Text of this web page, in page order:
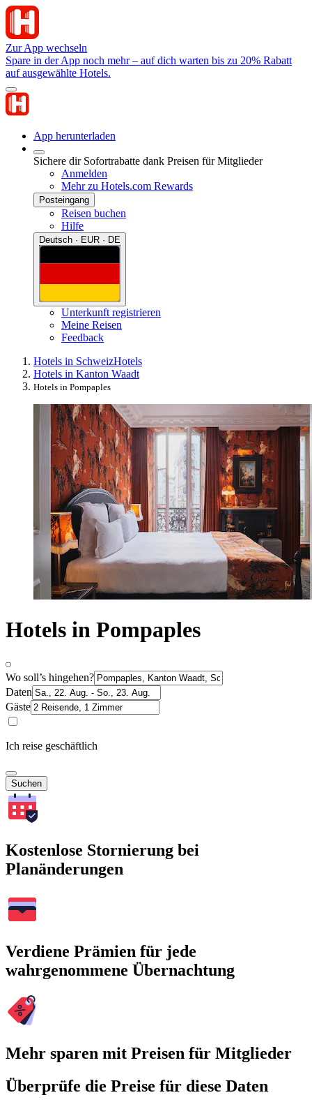
Zur App wechseln
Spare in der App noch mehr – auf dich warten bis zu 20% Rabatt
auf ausgewählte Hotels.
App herunterladen
Sichere dir Sofortrabatte dank Preisen für Mitglieder
Anmelden
Mehr zu Hotels.com Rewards
Posteingang
Reisen buchen
Hilfe
Deutsch · EUR · DE
Unterkunft registrieren
Meine Reisen
Feedback
Hotels in SchweizHotels
Hotels in Kanton Waadt
Hotels in Pompaples
Hotels in Pompaples
Wo soll’s hingehen?
Daten
Gäste
Ich reise geschäftlich
Suchen
Kostenlose Stornierung bei
Planänderungen
Verdiene Prämien für jede
wahrgenommene Übernachtung
Mehr sparen mit Preisen für Mitglieder
Überprüfe die Preise für diese Daten